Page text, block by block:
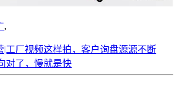
,
|工厂视频这样拍，客户询盘源源不断
对了，慢就是快